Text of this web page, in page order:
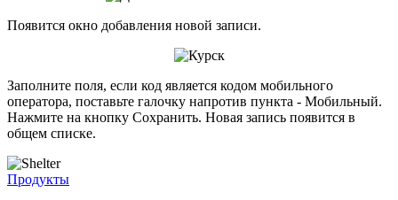
Появится окно добавления новой записи.
Заполните поля, если код является кодом мобильного
оператора, поставьте галочку напротив пункта - Мобильный.
Нажмите на кнопку Сохранить. Новая запись появится в
общем списке.
Продукты